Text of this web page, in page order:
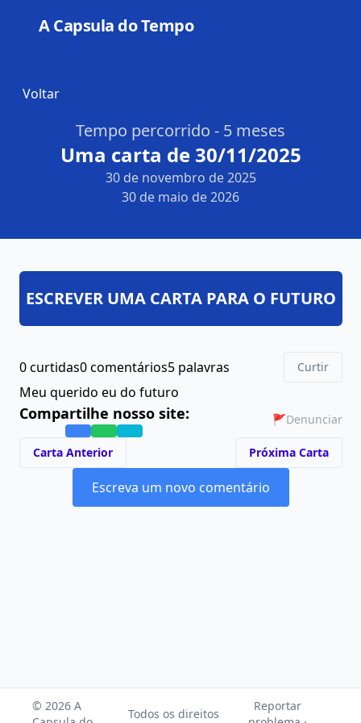
A Capsula do Tempo
Voltar
Tempo percorrido - 5 meses
Uma carta de 30/11/2025
30 de novembro de 2025
30 de maio de 2026
0 curtidas0 comentários5 palavras Curtir
Meu querido eu do futuro
Compartilhe nosso site: 🚩Denunciar
Carta Anterior Próxima Carta
Escreva um novo comentário
ESCREVER UMA CARTA PARA O FUTURO
© 2026 A
Todos os direitos
Reportar